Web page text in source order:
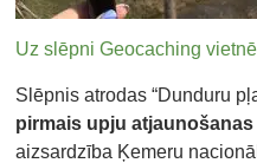
Uz slēpni Geocaching vietnē
Slēpnis atrodas “Dunduru
pirmais upju
aizsardzība Ķemeru